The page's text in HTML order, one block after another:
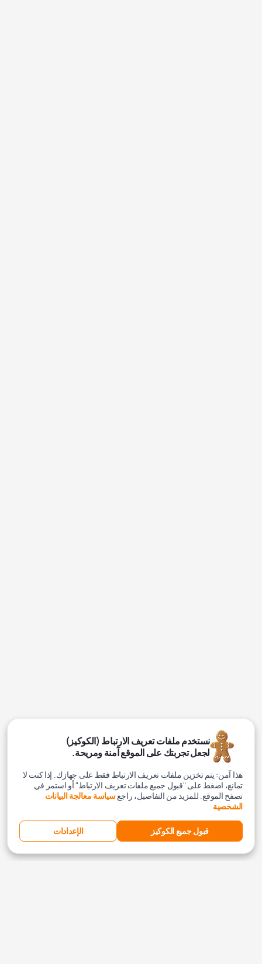
نستخدم ملفات تعريف الارتباط (الكوكيز)
لجعل تجربتك على الموقع آمنة ومريحة.
هذا آمن: يتم تخزين ملفات تعريف الارتباط فقط على جهازك. إذا كنت لا
تمانع، اضغط على "قبول جميع ملفات تعريف الارتباط" أو استمر في
تصفح الموقع. للمزيد من التفاصيل، راجعسياسة معالجة البيانات
الشخصية
قبول جميع الكوكيز الإعدادات